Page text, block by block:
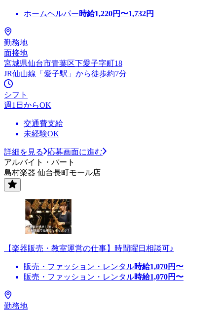
ホームヘルパー時給1,220円〜1,732円
勤務地
面接地
宮城県仙台市青葉区下愛子字町18
JR仙山線「愛子駅」から徒歩約7分
シフト
週1日からOK
交通費支給
未経験OK
詳細を見る
応募画面に進む
アルバイト・パート
島村楽器 仙台長町モール店
【楽器販売・教室運営の仕事】時間曜日相談可♪
販売・ファッション・レンタル時給1,070円〜
販売・ファッション・レンタル時給1,070円〜
勤務地